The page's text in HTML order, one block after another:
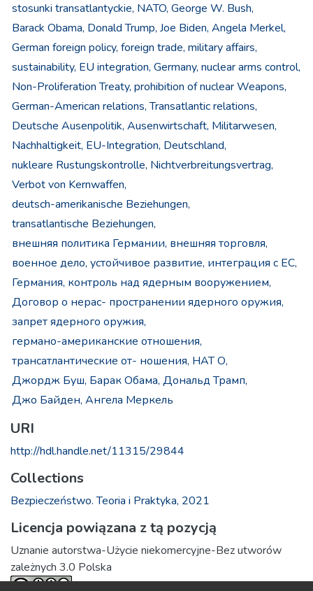
stosunki transatlantyckie, NATO, George W. Bush,
Barack Obama, Donald Trump, Joe Biden, Angela Merkel,
German foreign policy, foreign trade, military affairs,
sustainability, EU integration, Germany, nuclear arms control,
Non-Proliferation Treaty, prohibition of nuclear Weapons,
German-American relations, Transatlantic relations,
Deutsche Ausenpolitik, Ausenwirtschaft, Militarwesen,
Nachhaltigkeit, EU-Integration, Deutschland,
nukleare Rustungskontrolle, Nichtverbreitungsvertrag,
Verbot von Kernwaffen,
deutsch-amerikanische Beziehungen,
transatlantische Beziehungen,
внешняя политика Германии, внешняя торговля,
военное дело, устойчивое развитие, интеграция с ЕС,
Германия, контроль над ядерным вооружением,
Договор о нерас- пространении ядерного оружия,
запрет ядерного оружия,
германо-американские отношения,
трансатлантические от- ношения, НАТ О,
Джордж Буш, Барак Обама, Дональд Трамп,
Джо Байден, Ангела Меркель
URI
http://hdl.handle.net/11315/29844
Collections
Bezpieczeństwo. Teoria i Praktyka, 2021
Licencja powiązana z tą pozycją
Uznanie autorstwa-Użycie niekomercyjne-Bez utworów
zależnych 3.0 Polska